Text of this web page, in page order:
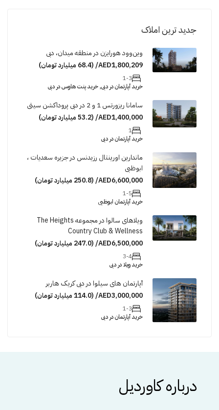
جدید ترین املاک
وین‌وود هورایزن در منطقه میدان، دبی
AED1,800,209/ (68.4 میلیارد تومان)
1-3
خرید آپارتمان در دبی, خرید پنت هاوس در دبی
سامانا ریزورتس 1 و 2 در دبی پروداکشن سیتی
AED1,400,000/ (53.2 میلیارد تومان)
1
خرید آپارتمان در دبی
ماندارین اورینتال رزیدنس در جزیره سعدیات ،
ابوظبی
AED6,600,000/ (250.8 میلیارد تومان)
1-5
خرید آپارتمان ابوظبی
ویلاهای سالوا در مجموعه The Heights
Country Club & Wellness
AED6,500,000/ (247.0 میلیارد تومان)
3-4
خرید ویلا در دبی
آپارتمان های سیلوا در دبی کریک هاربر
AED3,000,000/ (114.0 میلیارد تومان)
1-3
خرید آپارتمان در دبی
درباره کاوردیل